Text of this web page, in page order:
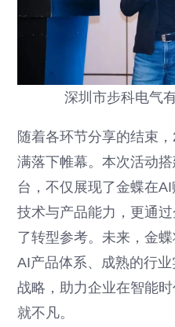
深圳市步科电气
随着各环节分享的结束
满落下帷幕。本次活动
台，不仅展现了金蝶在
技术与产品能力，更通
了转型参考。未来，金
AI产品体系、成熟的行
战略，助力企业在智能
就不凡。